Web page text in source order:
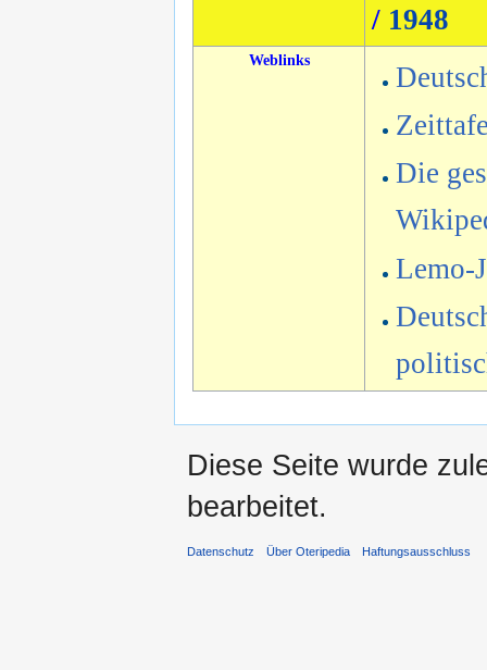
/ 1948
Weblinks
Die
Lemo-
Diese Seite wurde
bearbeitet.
Datenschutz Über Oteripedia Haftungsausschluss